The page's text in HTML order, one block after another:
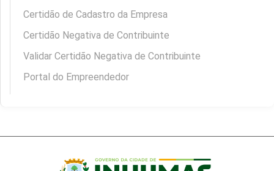
Certidão de Cadastro da Empresa
Certidão Negativa de Contribuinte
Validar Certidão Negativa de Contribuinte
Portal do Empreendedor